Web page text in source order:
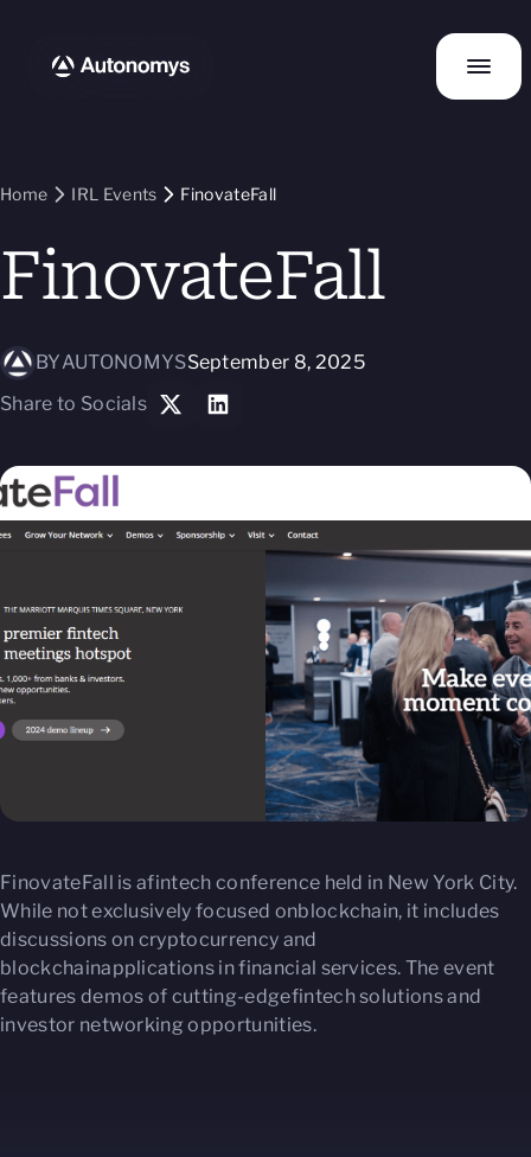
Home IRL Events FinovateFall
FinovateFall
BYAUTONOMYSSeptember 8, 2025
Share to Socials
FinovateFall is afintech conference held in New York City.
While not exclusively focused onblockchain, it includes
discussions on cryptocurrency and
blockchainapplications in financial services. The event
features demos of cutting-edgefintech solutions and
investor networking opportunities.